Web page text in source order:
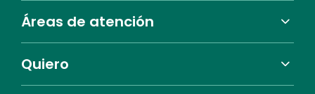
Áreas de atención
Quiero